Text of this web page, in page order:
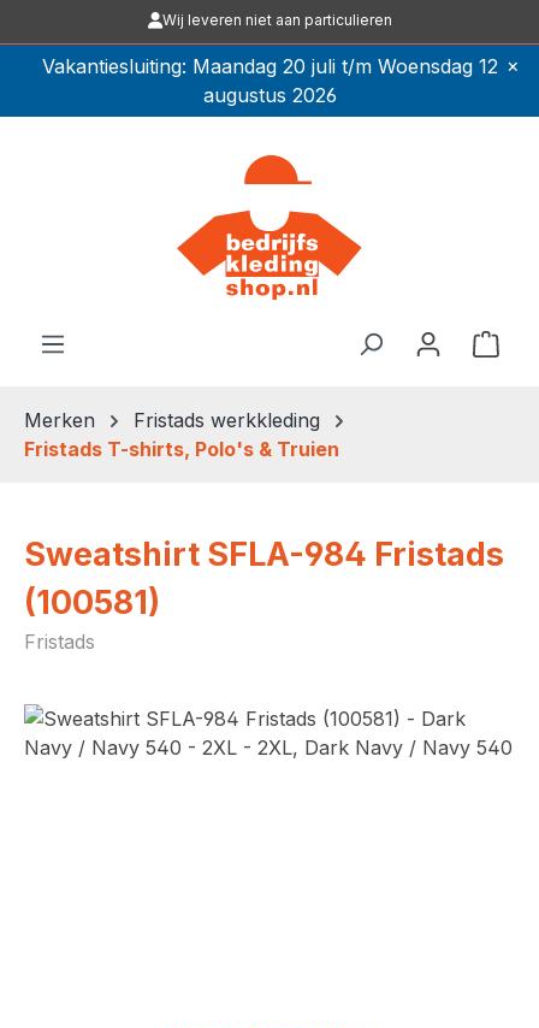
Ga naar de hoofdinhoudWij leveren niet aan particulieren
Vakantiesluiting: Maandag 20 juli t/m Woensdag 12
augustus 2026
×
Merken
Fristads werkkleding
Fristads T-shirts, Polo's & Truien
Sweatshirt SFLA-984 Fristads
(100581)
Fristads
Afbeeldingengalerij overslaan